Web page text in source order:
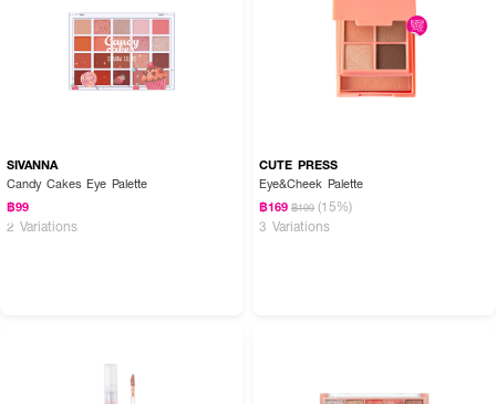
SIVANNA
Candy Cakes Eye Palette
฿99
2 Variations
CUTE PRESS
Eye&Cheek Palette
฿169 ฿199 (15%)
3 Variations